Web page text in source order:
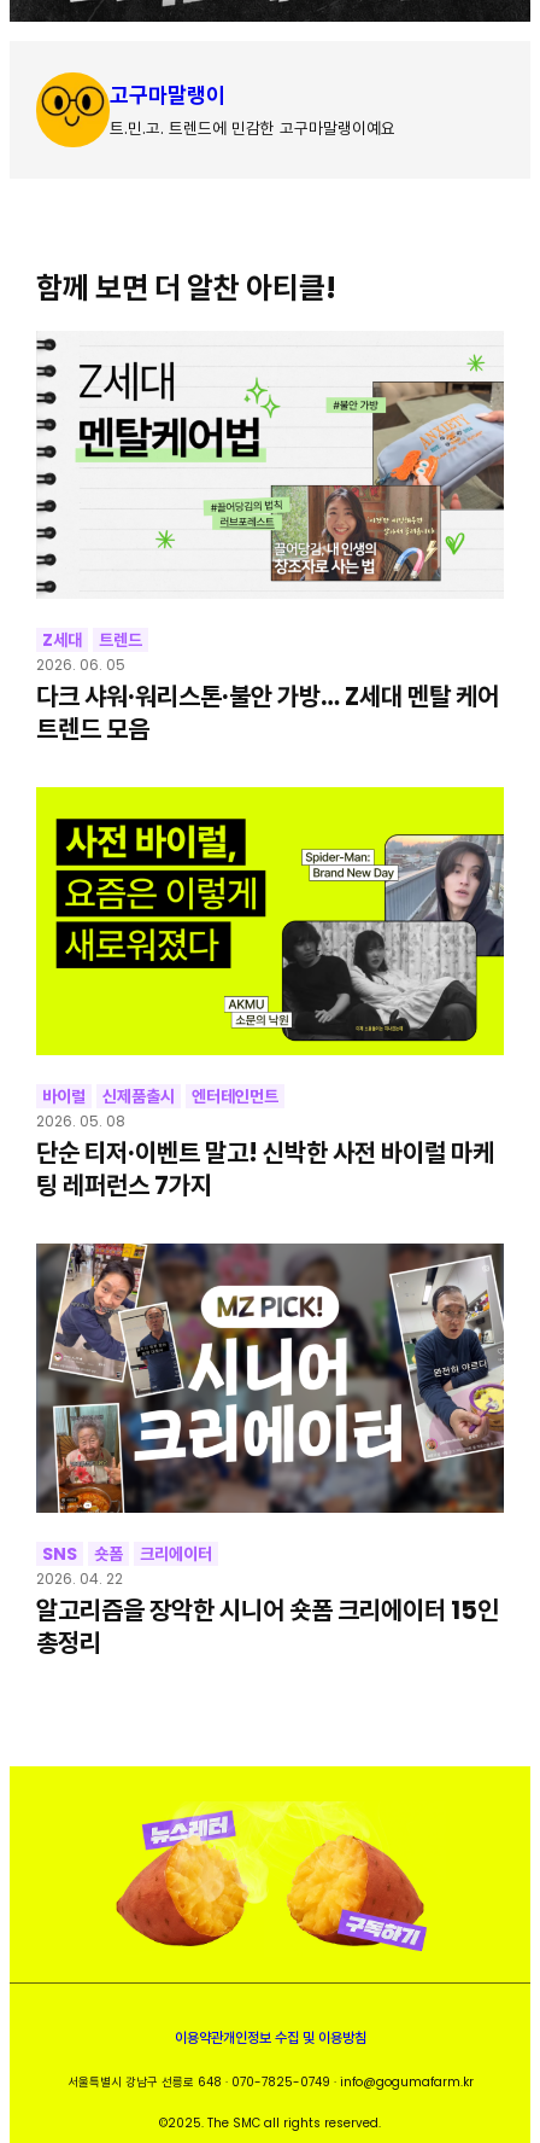
고구마말랭이
트.민.고. 트렌드에 민감한 고구마말랭이예요
함께 보면 더 알찬 아티클!
Z세대 트렌드
2026. 06. 05
다크 샤워·워리스톤·불안 가방… Z세대 멘탈 케어
트렌드 모음
바이럴 신제품출시 엔터테인먼트
2026. 05. 08
단순 티저·이벤트 말고! 신박한 사전 바이럴 마케
팅 레퍼런스 7가지
SNS 숏폼 크리에이터
2026. 04. 22
알고리즘을 장악한 시니어 숏폼 크리에이터 15인
총정리
이용약관개인정보 수집 및 이용방침
서울특별시 강남구 선릉로 648 · 070-7825-0749 · info@gogumafarm.kr
©2025. The SMC all rights reserved.